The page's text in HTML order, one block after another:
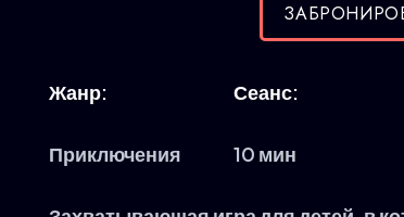
Жанр:
Приключения
Сеанс:
10 мин